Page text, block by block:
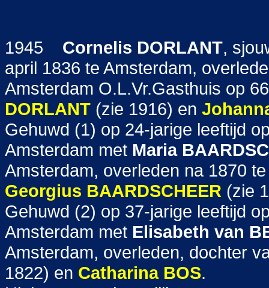
1945 Cornelis DORLANT,
april 1836 te Amsterdam,
Amsterdam O.L.Vr.Gasthuis op
DORLANT (zie 1916) en
Gehuwd (1) op 24-jarige leeftijd
Amsterdam met Maria
Amsterdam, overleden na 1870
Georgius BAARDSCHEER (zie
Gehuwd (2) op 37-jarige leeftijd
Amsterdam met Elisabeth van
Amsterdam, overleden, dochter
1822) en Catharina BOS.